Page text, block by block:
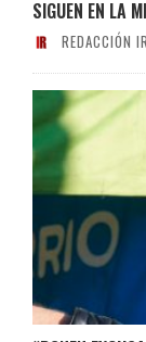
SIGUEN EN LA
REDACCIÓN